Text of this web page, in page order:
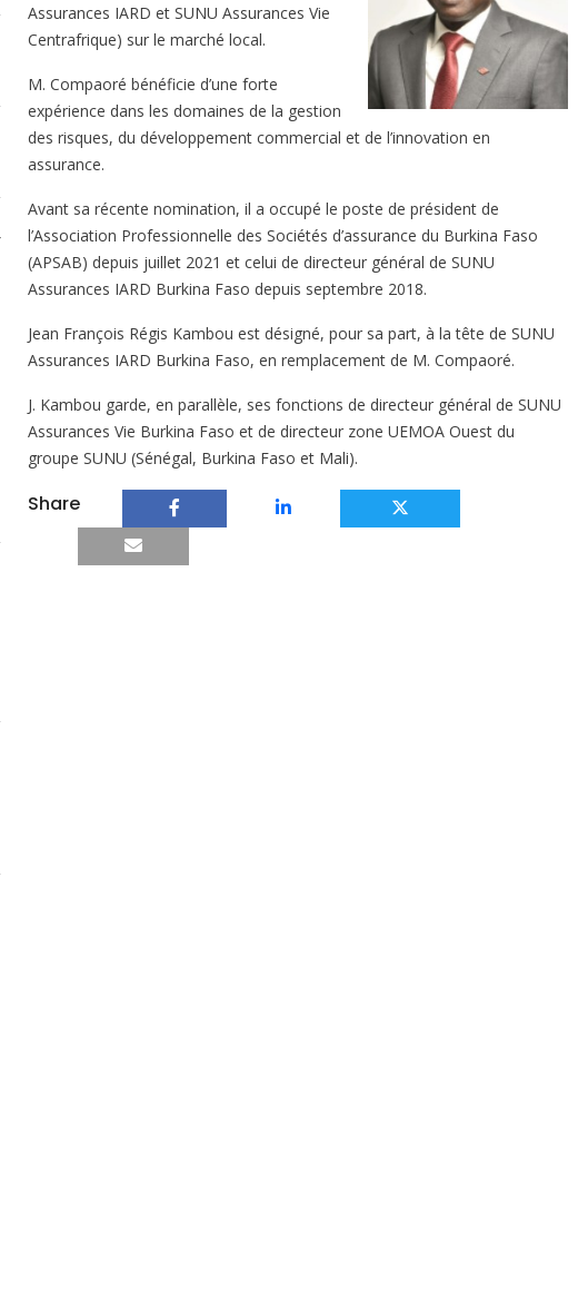
Assurances IARD et SUNU Assurances Vie
Centrafrique) sur le marché local.
M. Compaoré bénéficie d’une forte
expérience dans les domaines de la gestion
des risques, du développement commercial et de l’innovation en
assurance.
Avant sa récente nomination, il a occupé le poste de président de
l’Association Professionnelle des Sociétés d’assurance du Burkina Faso
(APSAB) depuis juillet 2021 et celui de directeur général de SUNU
Assurances IARD Burkina Faso depuis septembre 2018.
Jean François Régis Kambou est désigné, pour sa part, à la tête de SUNU
Assurances IARD Burkina Faso, en remplacement de M. Compaoré.
J. Kambou garde, en parallèle, ses fonctions de directeur général de SUNU
Assurances Vie Burkina Faso et de directeur zone UEMOA Ouest du
groupe SUNU (Sénégal, Burkina Faso et Mali).
Share